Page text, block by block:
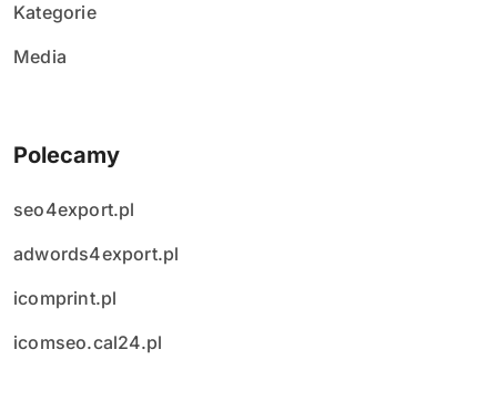
Kategorie
Media
Polecamy
seo4export.pl
adwords4export.pl
icomprint.pl
icomseo.cal24.pl